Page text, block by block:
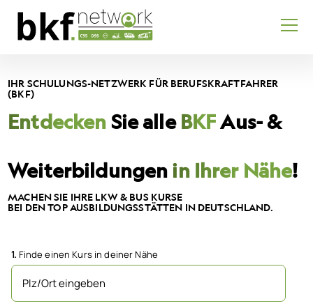
IHR SCHULUNGS-NETZWERK FÜR BERUFSKRAFTFAHRER
(BKF)
Entdecken Sie alleBKFAus- &
Weiterbildungenin Ihrer Nähe!
MACHEN SIE IHRE LKW & BUS KURSE
BEI DEN TOP AUSBILDUNGSSTÄTTEN IN DEUTSCHLAND.
1. Finde einen Kurs in deiner Nähe